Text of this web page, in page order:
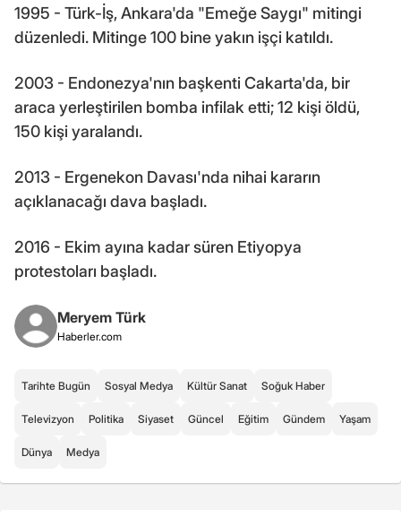
1995 - Türk-İş, Ankara'da "Emeğe Saygı" mitingi
düzenledi. Mitinge 100 bine yakın işçi katıldı.
2003 - Endonezya'nın başkenti Cakarta'da, bir
araca yerleştirilen bomba infilak etti; 12 kişi öldü,
150 kişi yaralandı.
2013 - Ergenekon Davası'nda nihai kararın
açıklanacağı dava başladı.
2016 - Ekim ayına kadar süren Etiyopya
protestoları başladı.
Meryem Türk
Haberler.com
Tarihte Bugün Sosyal Medya Kültür Sanat Soğuk Haber
Televizyon Politika Siyaset Güncel Eğitim Gündem Yaşam
Dünya Medya